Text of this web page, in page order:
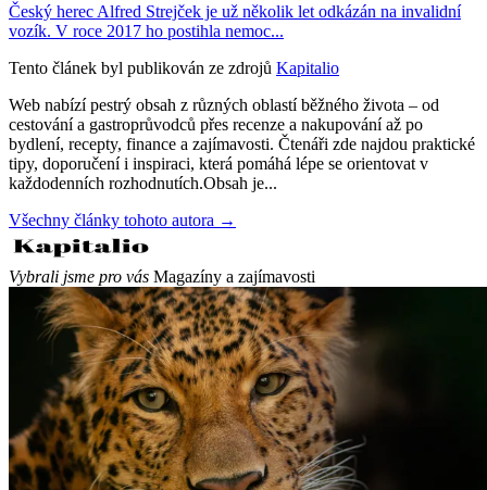
Český herec Alfred Strejček je už několik let odkázán na invalidní
vozík. V roce 2017 ho postihla nemoc...
Tento článek byl publikován ze zdrojů Kapitalio
Web nabízí pestrý obsah z různých oblastí běžného života – od
cestování a gastroprůvodců přes recenze a nakupování až po
bydlení, recepty, finance a zajímavosti. Čtenáři zde najdou praktické
tipy, doporučení i inspiraci, která pomáhá lépe se orientovat v
každodenních rozhodnutích.Obsah je...
Všechny články tohoto autora →
Vybrali jsme pro vás Magazíny a zajímavosti